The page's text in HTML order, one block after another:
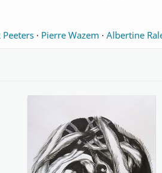
· Pierre Wazem ·Albertine